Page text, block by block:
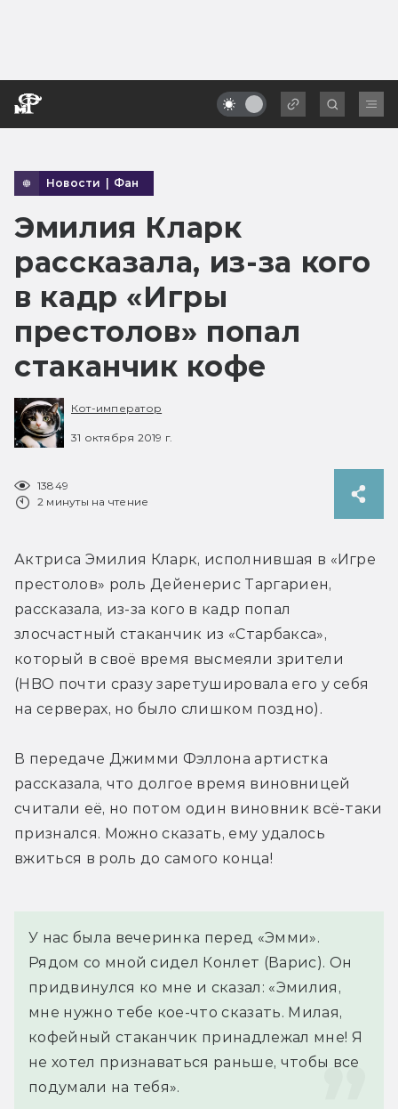
Новости | Фан
Эмилия Кларк
рассказала, из-за кого
в кадр «Игры
престолов» попал
стаканчик кофе
Кот-император
31 октября 2019 г.
13849
2 минуты на чтение
Актриса Эмилия Кларк, исполнившая в «Игре
престолов» роль Дейенерис Таргариен,
рассказала, из-за кого в кадр попал
злосчастный стаканчик из «Старбакса»,
который в своё время высмеяли зрители
(HBO почти сразу заретушировала его у себя
на серверах, но было слишком поздно).
В передаче Джимми Фэллона артистка
рассказала, что долгое время виновницей
считали её, но потом один виновник всё-таки
признался. Можно сказать, ему удалось
вжиться в роль до самого конца!
У нас была вечеринка перед «Эмми».
Рядом со мной сидел Конлет (Варис). Он
придвинулся ко мне и сказал: «Эмилия,
мне нужно тебе кое-что сказать. Милая,
кофейный стаканчик принадлежал мне! Я
не хотел признаваться раньше, чтобы все
подумали на тебя».